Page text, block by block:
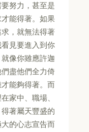
努力，甚至是
能得著。如果
，就無法得著
見要進入到你
像你雖應許迦
盡他們全力倚
能夠得著。而
家中、職場、
著屬天豐盛的
的心志宣告而